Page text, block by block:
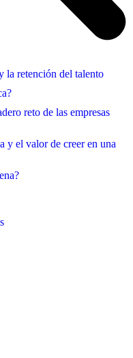
la retención del talento
reto de las empresas
y el valor de creer en una